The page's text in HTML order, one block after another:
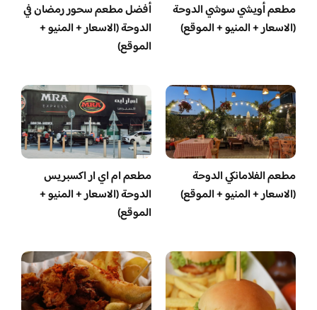
مطعم أويشي سوشي الدوحة
(الاسعار + المنيو + الموقع)
أفضل مطعم سحور رمضان في
الدوحة (الاسعار + المنيو +
الموقع)
مطعم الفلامانكي الدوحة
(الاسعار + المنيو + الموقع)
مطعم ام اي ار اكسبريس
الدوحة (الاسعار + المنيو +
الموقع)